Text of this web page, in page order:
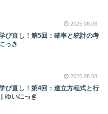
2025.08.08
び直し！第5回：確率と統計の考
っき
2025.08.08
び直し！第4回：連立方程式と行
ゆいにっき